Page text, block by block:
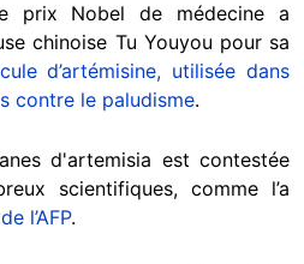
prix Nobel de médecine a
chinoise Tu Youyou pour sa
d’artémisine, utilisée dans
contre le paludisme.
d'artemisia est contestée
scientifiques, comme l’a
l’AFP.